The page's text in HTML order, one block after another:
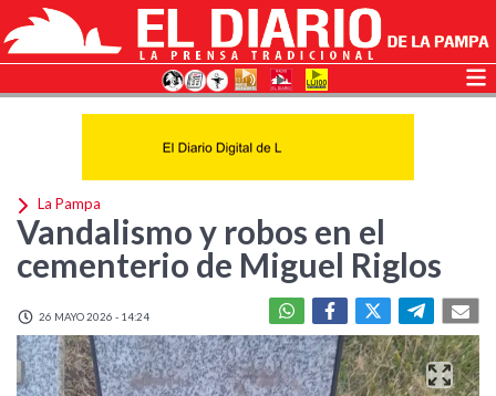
La Pampa
Vandalismo y robos en el
cementerio de Miguel Riglos
26 MAYO 2026 - 14:24